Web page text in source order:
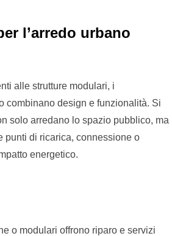
l’arredo urbano
alle strutture modulari, i
combinano design e funzionalità. Si
solo arredano lo spazio pubblico, ma
punti di ricarica, connessione o
energetico.
o modulari offrono riparo e servizi